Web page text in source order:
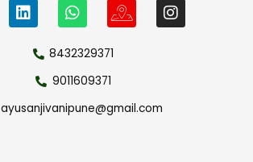
8432329371
9011609371
ayusanjivanipune@gmail.com